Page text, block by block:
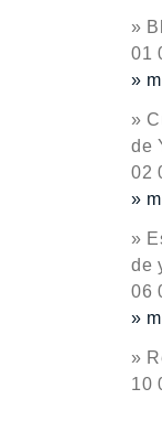
»
01
»
»
de
02
»
»
de
06
»
»
10